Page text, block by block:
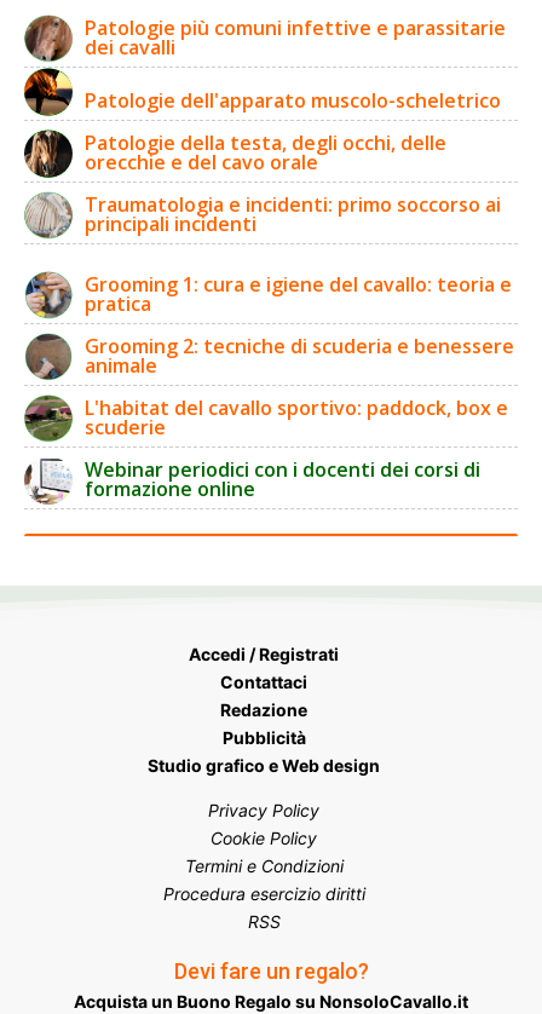
Patologie più comuni infettive e parassitarie
dei cavalli
Patologie dell'apparato muscolo-scheletrico
Patologie della testa, degli occhi, delle
orecchie e del cavo orale
Traumatologia e incidenti: primo soccorso ai
principali incidenti
Grooming 1: cura e igiene del cavallo: teoria e
pratica
Grooming 2: tecniche di scuderia e benessere
animale
L'habitat del cavallo sportivo: paddock, box e
scuderie
Webinar periodici con i docenti dei corsi di
formazione online
Accedi / Registrati
Contattaci
Redazione
Pubblicità
Studio grafico e Web design
Privacy Policy
Cookie Policy
Termini e Condizioni
Procedura esercizio diritti
RSS
Devi fare un regalo?
Acquista un Buono Regalo su NonsoloCavallo.it